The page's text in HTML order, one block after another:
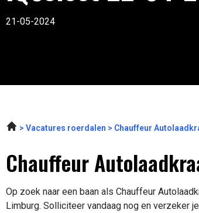
21-05-2024
Vacatures roerdalen Chauffeur
Chauffeur
Op zoek naar een baan als Chauffeur
Limburg. Solliciteer vandaag nog en verzeker